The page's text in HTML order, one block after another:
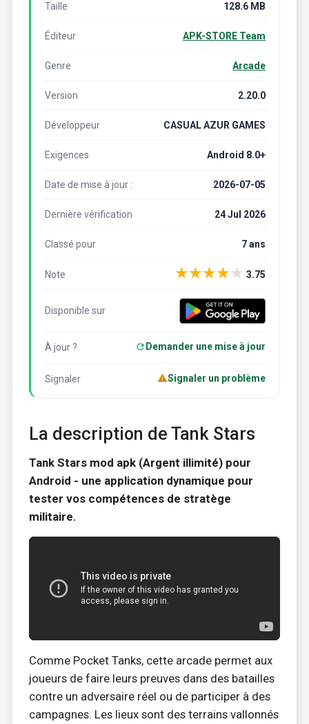
Taille 128.6 MB
Éditeur APK-STORE Team
Genre Arcade
Version 2.20.0
Développeur CASUAL AZUR GAMES
Exigences Android 8.0+
Date de mise à jour : 2026-07-05
Dernière vérification 24 Jul 2026
Classé pour 7 ans
Note ★★★★★ 3.75
Disponible sur
À jour ? Demander une mise à jour
Signaler Signaler un problème
La description de Tank Stars
Tank Stars mod apk (Argent illimité) pour
Android - une application dynamique pour
tester vos compétences de stratège
militaire.
Comme Pocket Tanks, cette arcade permet aux
joueurs de faire leurs preuves dans des batailles
contre un adversaire réel ou de participer à des
campagnes. Les lieux sont des terrains vallonnés